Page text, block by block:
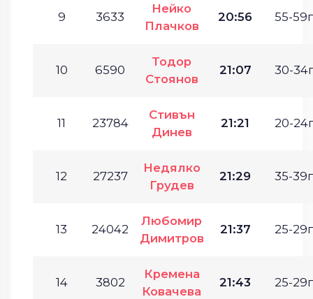
9 3633
Нейко
Плачков
20:56 55-
10 6590
Тодор
Стоянов
21:07 30-
11 23784
Стивън
Динев
21:21 20-
12 27237
Недялко
Грудев
21:29 35-
13 24042
Любомир
Димитров
21:37 25-
14 3802
Кремена
Ковачева
21:43 25-